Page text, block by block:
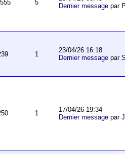
5
Dernier messagepar
1
23/04/26 16:18
Dernier messagepar
1
17/04/26 19:34
Dernier messagepar